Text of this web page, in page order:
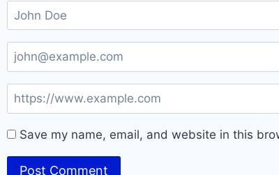
Save my name, email, and website in this